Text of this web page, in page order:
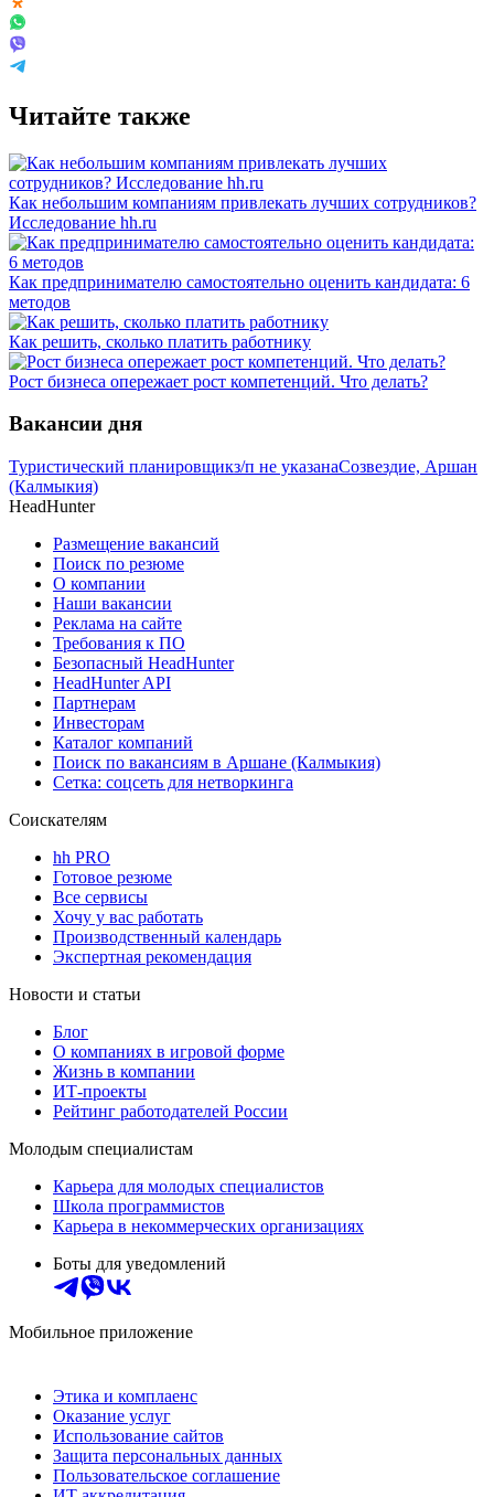
Читайте также
Как небольшим компаниям привлекать лучших сотрудников?
Исследование hh.ru
Как предпринимателю самостоятельно оценить кандидата: 6
методов
Как решить, сколько платить работнику
Рост бизнеса опережает рост компетенций. Что делать?
Вакансии дня
Туристический планировщикз/п не указанаСозвездие, Аршан
(Калмыкия)
HeadHunter
Размещение вакансий
Поиск по резюме
О компании
Наши вакансии
Реклама на сайте
Требования к ПО
Безопасный HeadHunter
HeadHunter API
Партнерам
Инвесторам
Каталог компаний
Поиск по вакансиям в Аршане (Калмыкия)
Сетка: соцсеть для нетворкинга
Соискателям
hh PRO
Готовое резюме
Все сервисы
Хочу у вас работать
Производственный календарь
Экспертная рекомендация
Новости и статьи
Блог
О компаниях в игровой форме
Жизнь в компании
ИТ-проекты
Рейтинг работодателей России
Молодым специалистам
Карьера для молодых специалистов
Школа программистов
Карьера в некоммерческих организациях
Боты для уведомлений
Мобильное приложение
Этика и комплаенс
Оказание услуг
Использование сайтов
Защита персональных данных
Пользовательское соглашение